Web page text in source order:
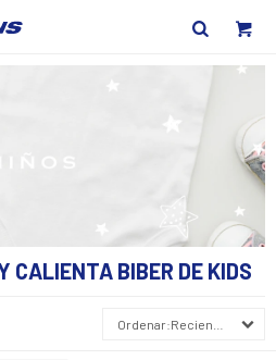
CALIENTA BIBER DE KIDS
Recientes